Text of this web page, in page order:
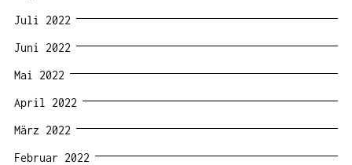
Juli 2022
Juni 2022
Mai 2022
April 2022
März 2022
Februar 2022